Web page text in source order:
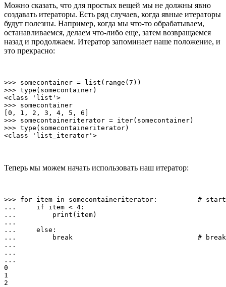
Можно сказать, что для простых вещей мы не должны явно
создавать итераторы. Есть ряд случаев, когда явные итераторы
будут полезны. Например, когда мы что-то обрабатываем,
останавливаемся, делаем что-либо еще, затем возвращаемся
назад и продолжаем. Итератор запоминает наше положение, и
это прекрасно:
>>> somecontainer = list(range(7))
>>> type(somecontainer)
<class 'list'>
>>> somecontainer
[0, 1, 2, 3, 4, 5, 6]
>>> somecontaineriterator = iter(somecontainer)
>>> type(somecontaineriterator)
Теперь мы можем начать использовать наш итератор:
>>> for item in somecontaineriterator:          # start
...     if item < 4:
...         print(item)
...
...     else:
...         break                               # breaks
...
...
...
0
1
2